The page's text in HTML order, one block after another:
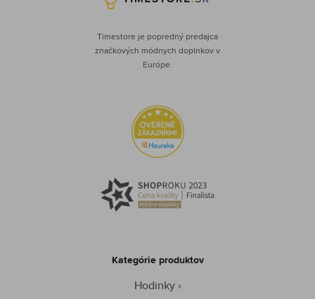
Timestore je popredný predajca
značkových módnych doplnkov v
Európe.
Kategórie produktov
Hodinky